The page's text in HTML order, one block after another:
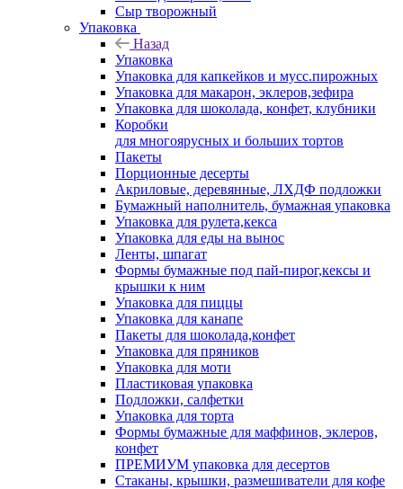
Сыр творожный
Упаковка
Назад
Упаковка
Упаковка для капкейков и мусс.пирожных
Упаковка для макарон, эклеров,зефира
Упаковка для шоколада, конфет, клубники
Коробки
для многоярусных и больших тортов
Пакеты
Порционные десерты
Акриловые, деревянные, ЛХДФ подложки
Бумажный наполнитель, бумажная упаковка
Упаковка для рулета,кекса
Упаковка для еды на вынос
Ленты, шпагат
Формы бумажные под пай-пирог,кексы и
крышки к ним
Упаковка для пиццы
Упаковка для канапе
Пакеты для шоколада,конфет
Упаковка для пряников
Упаковка для моти
Пластиковая упаковка
Подложки, салфетки
Упаковка для торта
Формы бумажные для маффинов, эклеров,
конфет
ПРЕМИУМ упаковка для десертов
Стаканы, крышки, размешиватели для кофе